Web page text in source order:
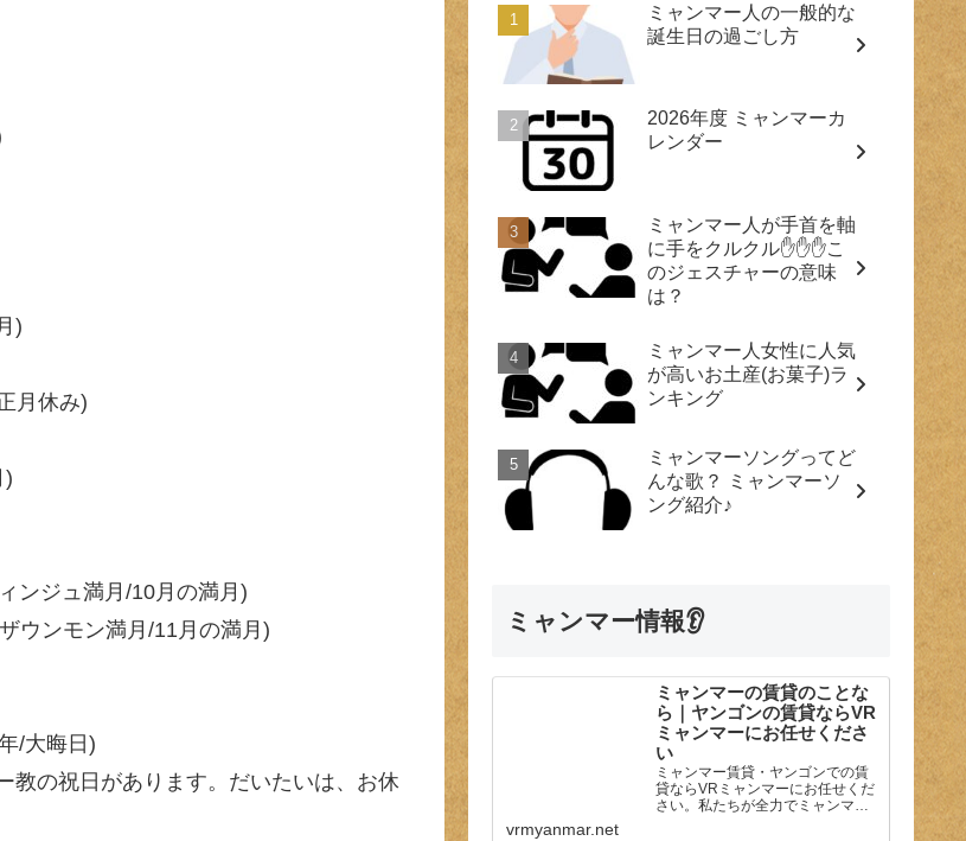
)
月休み)
)
ンジュ満月/10月の満月)
ウンモン満月/11月の満月)
/大晦日)
教の祝日があります。だいたいは、お休
ミャンマー人の一般的な
誕生日の過ごし方
2026年度 ミャンマーカ
レンダー
ミャンマー人が手首を軸
に手をクルクル✋✋✋こ
のジェスチャーの意味
は？
ミャンマー人女性に人気
が高いお土産(お菓子)ラ
ンキング
ミャンマーソングってど
んな歌？ ミャンマーソ
ング紹介♪
ミャンマー情報👂
ミャンマーの賃貸のことな
ら｜ヤンゴンの賃貸ならVR
ミャンマーにお任せくださ
い
ミャンマー賃貸・ヤンゴンでの賃
貸ならVRミャンマーにお任せくだ
さい。私たちが全力でミャンマー
vrmyanmar.net